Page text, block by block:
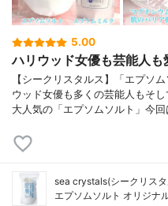
5.00
ハリウッド女優も芸能人も
【シークリスタルス】「エプソ
ウッド女優も多くの芸能人もそ
大人気の「エプソムソルト」今
sea crystals(シークリス
エプソムソルト オリジナ